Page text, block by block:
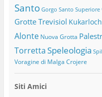
Santo Gorgo Santo Superiore
Grotte Trevisiol Kukarloch
Alonte Nuova Grotta
TorrettaSpeleologia
Voragine di Malga Crojere
Siti Amici